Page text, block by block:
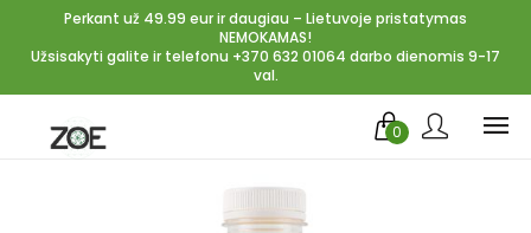
Perkant už 49.99 eur ir daugiau – Lietuvoje pristatymas
NEMOKAMAS!
Užsisakyti galite ir telefonu +370 632 01064 darbo dienomis 9-17
val.
0